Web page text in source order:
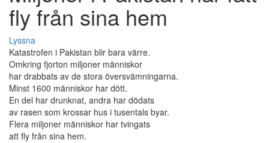
fly från sina hem
Lyssna
Katastrofen i Pakistan blir bara värre.
Omkring fjorton miljoner människor
har drabbats av de stora översvämningarna.
Minst 1600 människor har dött.
En del har drunknat, andra har dödats
av rasen som krossar hus i tusentals byar.
Flera miljoner människor har tvingats
att fly från sina hem.